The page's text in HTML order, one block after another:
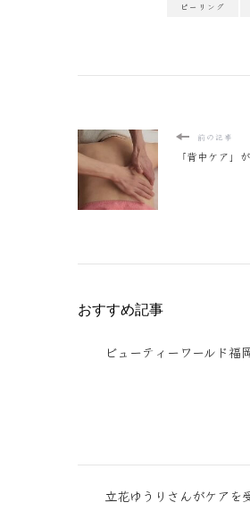
ピーリング
前の記事
「背中ケア」
おすすめ記事
ビューティーワールド
立花ゆうりさんがケアを